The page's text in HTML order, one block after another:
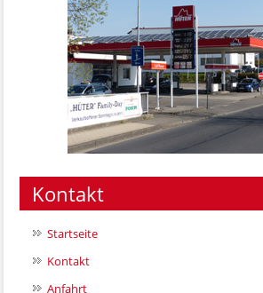
Kontakt
Startseite
Kontakt
Anfahrt